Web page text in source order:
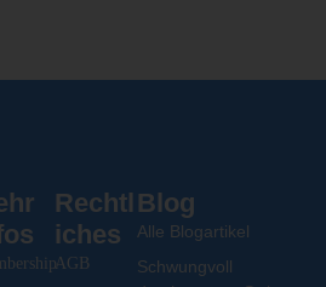
Rechtl
iches
AGB
Blog
Alle Blogartikel
Schwungvoll